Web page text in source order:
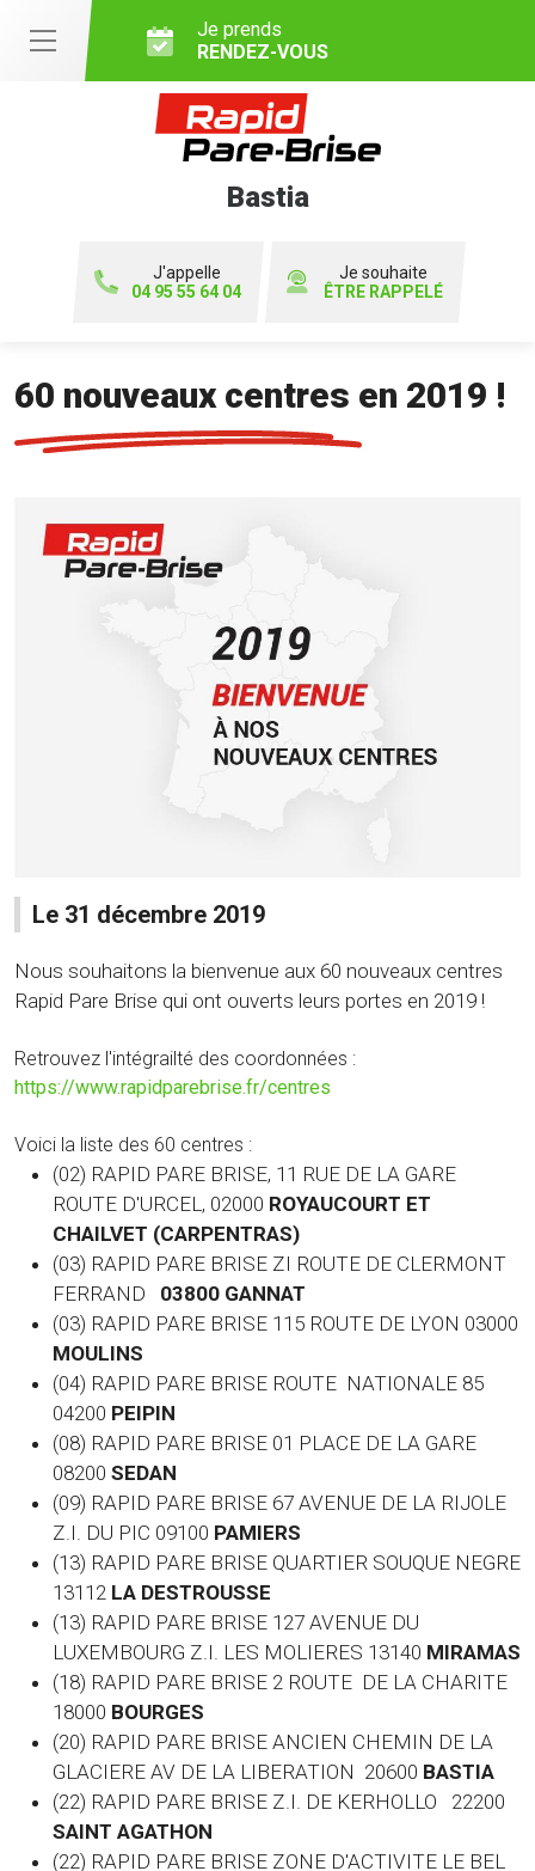
Je prends
RENDEZ-VOUS
Bastia
J'appelle
04 95 55 64 04
Je souhaite
ÊTRE RAPPELÉ
60 nouveaux centres en 2019 !
Le 31 décembre 2019
Nous souhaitons la bienvenue aux 60 nouveaux centres
Rapid Pare Brise qui ont ouverts leurs portes en 2019 !
Retrouvez l'intégrailté des coordonnées :
https://www.rapidparebrise.fr/centres
Voici la liste des 60 centres :
(02) RAPID PARE BRISE, 11 RUE DE LA GARE
ROUTE D'URCEL, 02000 ROYAUCOURT ET
CHAILVET (CARPENTRAS)
(03) RAPID PARE BRISE ZI ROUTE DE CLERMONT
FERRAND 03800 GANNAT
(03) RAPID PARE BRISE 115 ROUTE DE LYON 03000
MOULINS
(04) RAPID PARE BRISE ROUTE NATIONALE 85
04200 PEIPIN
(08) RAPID PARE BRISE 01 PLACE DE LA GARE
08200 SEDAN
(09) RAPID PARE BRISE 67 AVENUE DE LA RIJOLE
Z.I. DU PIC 09100 PAMIERS
(13) RAPID PARE BRISE QUARTIER SOUQUE NEGRE
13112 LA DESTROUSSE
(13) RAPID PARE BRISE 127 AVENUE DU
LUXEMBOURG Z.I. LES MOLIERES 13140 MIRAMAS
(18) RAPID PARE BRISE 2 ROUTE DE LA CHARITE
18000 BOURGES
(20) RAPID PARE BRISE ANCIEN CHEMIN DE LA
GLACIERE AV DE LA LIBERATION 20600 BASTIA
(22) RAPID PARE BRISE Z.I. DE KERHOLLO 22200
SAINT AGATHON
(22) RAPID PARE BRISE ZONE D'ACTIVITE LE BEL